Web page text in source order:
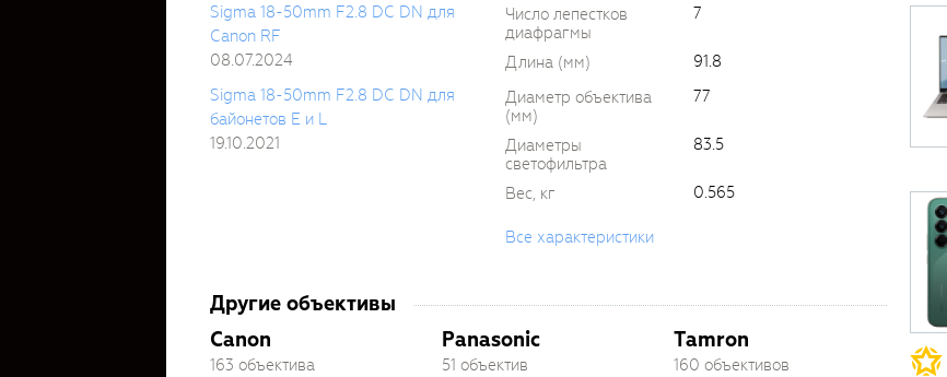
Sigma 18-50mm F2.8 DC DN для
Canon RF
08.07.2024
Sigma 18-50mm F2.8 DC DN для
байонетов E и L
19.10.2021
Число лепестков
диафрагмы
7
Длина (мм)
91.8
Диаметр объектива
(мм)
77
Диаметры
светофильтра
83.5
Вес, кг 0.565
Все характеристики
Другие объективы
Canon
163 объектива
Panasonic
51 объектив
Tamron
160 объективов